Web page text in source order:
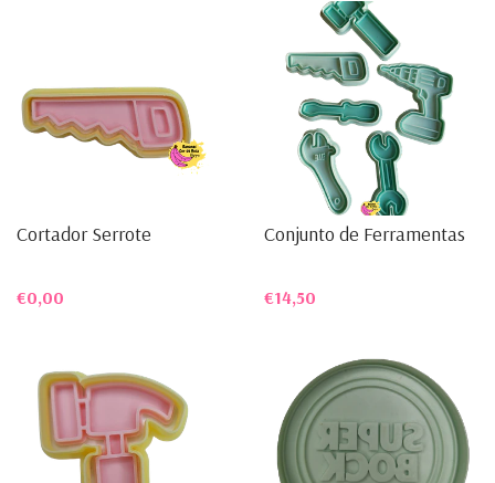
Cortador Serrote
€0,00
Conjunto de Ferramentas
€14,50